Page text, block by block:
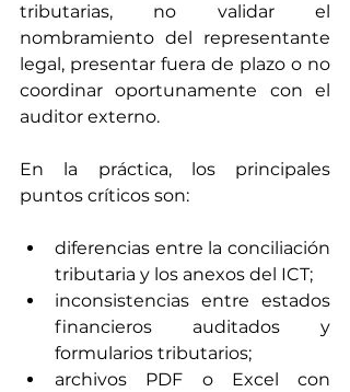
tributarias, no validar el
nombramiento del representante
legal, presentar fuera de plazo o no
coordinar oportunamente con el
auditor externo.
En la práctica, los principales
puntos críticos son:
diferencias entre la conciliación
tributaria y los anexos del ICT;
inconsistencias entre estados
financieros auditados y
formularios tributarios;
archivos PDF o Excel con